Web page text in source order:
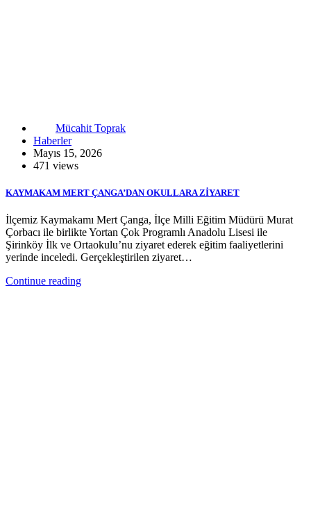
Mücahit Toprak
Haberler
Mayıs 15, 2026
471 views
KAYMAKAM MERT ÇANGA’DAN OKULLARA ZİYARET
İlçemiz Kaymakamı Mert Çanga, İlçe Milli Eğitim Müdürü Murat
Çorbacı ile birlikte Yortan Çok Programlı Anadolu Lisesi ile
Şirinköy İlk ve Ortaokulu’nu ziyaret ederek eğitim faaliyetlerini
yerinde inceledi. Gerçekleştirilen ziyaret…
Continue reading